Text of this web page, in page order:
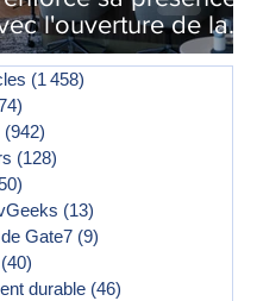
l'ouverture de la
phase d'un second
One
(1 458)
(942)
(128)
(13)
Gate7 (9)
(40)
durable (46)